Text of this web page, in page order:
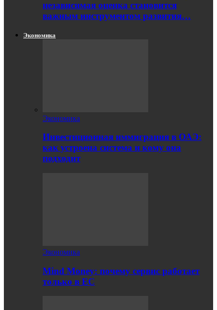
независимая оценка становится
важным инструментом развития…
Экономика
Экономика
Инвестиционная иммиграция в ОАЭ:
как устроена система и кому она
подходит
Экономика
Mind Money: почему сервис работает
только в ЕС